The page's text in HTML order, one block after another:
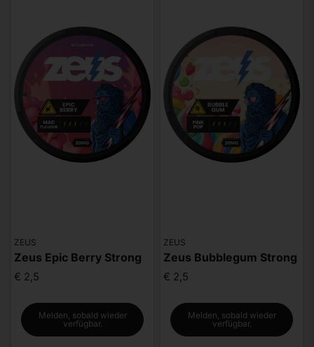
ZEUS
Zeus Epic Berry Strong
€ 2,5
Melden, sobald wieder
verfügbar.
ZEUS
Zeus Bubblegum Strong
€ 2,5
Melden, sobald wieder
verfügbar.